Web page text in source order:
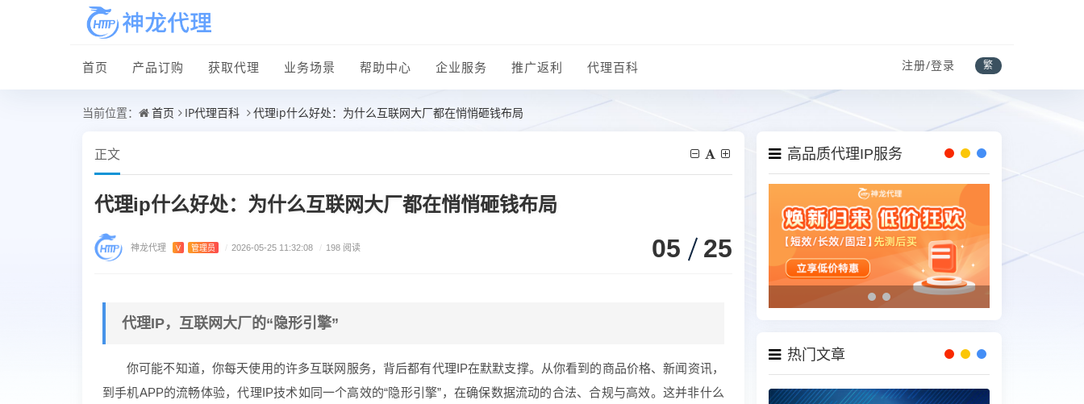
首页 产品订购 获取代理 业务场景 帮助中心 企业服务 推广返利 代理百科 注册/登录 繁
当前位置： 首页 IP代理百科 代理ip什么好处：为什么互联网大厂都在悄悄砸钱布局
正文
代理ip什么好处：为什么互联网大厂都在悄悄砸钱布局
神龙代理 V 管理员 / 2026-05-25 11:32:08 / 198 阅读 05 25
代理IP，互联网大厂的“隐形引擎”
你可能不知道，你每天使用的许多互联网服务，背后都有代理IP在默默支撑。从你看到的商品价格、新闻资讯，
到手机APP的流畅体验，代理IP技术如同一个高效的“隐形引擎”，在确保数据流动的合法、合规与高效。这并非什么
高品质代理IP服务
热门文章